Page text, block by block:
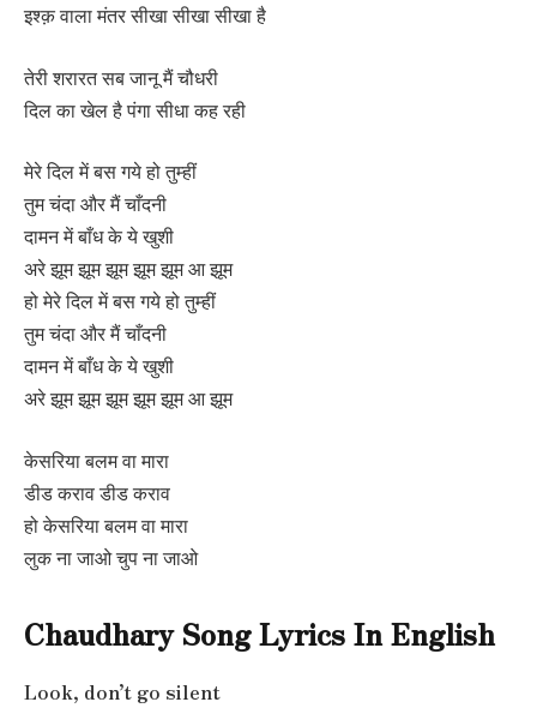
इश्क़ वाला मंतर सीखा सीखा सीखा है
तेरी शरारत सब जानू मैं चौधरी
दिल का खेल है पंगा सीधा कह रही
मेरे दिल में बस गये हो तुम्हीं
तुम चंदा और मैं चाँदनी
दामन में बाँध के ये खुशी
अरे झूम झूम झूम झूम झूम आ झूम
हो मेरे दिल में बस गये हो तुम्हीं
तुम चंदा और मैं चाँदनी
दामन में बाँध के ये खुशी
अरे झूम झूम झूम झूम झूम आ झूम
केसरिया बलम वा मारा
डीड कराव डीड कराव
हो केसरिया बलम वा मारा
लुक ना जाओ चुप ना जाओ
Chaudhary Song Lyrics In English
Look, don’t go silent